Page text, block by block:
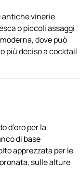
antiche vinerie
o piccoli assaggi
dove può
più deciso a cocktail
d’oro per la
di base
apprezzata per le
sulle alture